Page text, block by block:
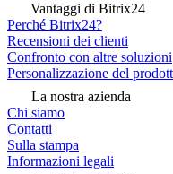
Vantaggi di Bitrix24
Perché Bitrix24?
Recensioni dei clienti
Confronto con altre soluzioni
Personalizzazione del
La nostra azienda
Chi siamo
Contatti
Sulla stampa
Informazioni legali